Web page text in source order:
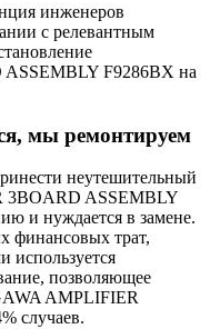
инженеров
с релевантным
F9286BX на
мы ремонтируем
неутешительный
3BOARD ASSEMBLY
и нуждается в замене.
финансовых трат,
используется
позволяющее
AMPLIFIER
случаев.